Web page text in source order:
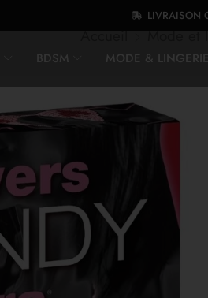
LIVRAISON
BDSM MODE & LINGERIE